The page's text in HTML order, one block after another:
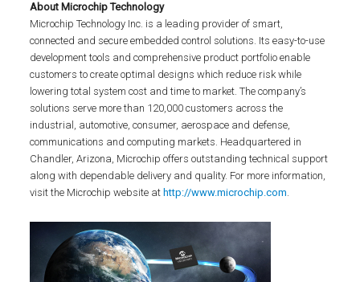
About Microchip Technology
Microchip Technology Inc. is a leading provider of smart,
connected and secure embedded control solutions. Its easy-to-use
development tools and comprehensive product portfolio enable
customers to create optimal designs which reduce risk while
lowering total system cost and time to market. The company’s
solutions serve more than 120,000 customers across the
industrial, automotive, consumer, aerospace and defense,
communications and computing markets. Headquartered in
Chandler, Arizona, Microchip offers outstanding technical support
along with dependable delivery and quality. For more information,
visit the Microchip website at http://www.microchip.com.